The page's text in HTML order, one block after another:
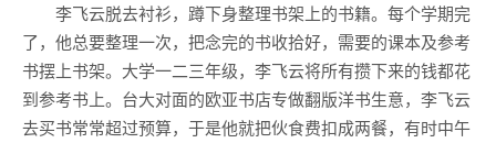
李飞云脱去衬衫，蹲下身整理书架上的书籍。每个学期完
了，他总要整理一次，把念完的书收拾好，需要的课本及参考
书摆上书架。大学一二三年级，李飞云将所有攒下来的钱都花
到参考书上。台大对面的欧亚书店专做翻版洋书生意，李飞云
去买书常常超过预算，于是他就把伙食费扣成两餐，有时中午